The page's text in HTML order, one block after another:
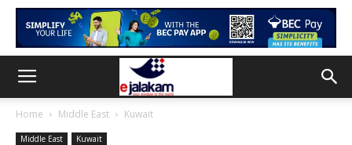
Home Middle East Kuwait
Middle East Kuwait